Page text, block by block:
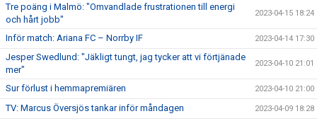
Tre poäng i Malmö: "Omvandlade frustrationen till energi
och hårt jobb"
2023-04-15 18:24
Inför match: Ariana FC – Norrby IF 2023-04-14 17:30
Jesper Swedlund: "Jäkligt tungt, jag tycker att vi förtjänade
mer"
2023-04-10 21:01
Sur förlust i hemmapremiären 2023-04-10 21:00
TV: Marcus Översjös tankar inför måndagen 2023-04-09 18:28